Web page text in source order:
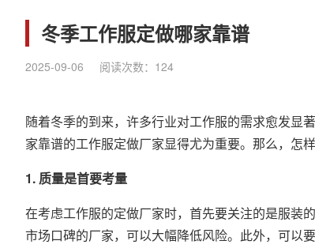
冬季工作服定做哪家靠谱
2025-09-06 阅读次数： 124
随着冬季的到来，许多行业对工作服的需求愈发显
家靠谱的工作服定做厂家显得尤为重要。那么，怎
1. 质量是首要考量
在考虑工作服的定做厂家时，首先要关注的是服装
市场口碑的厂家，可以大幅降低风险。此外，可以